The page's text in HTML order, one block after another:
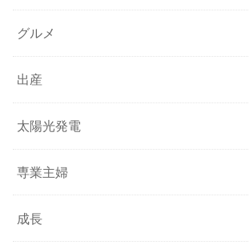
グルメ
出産
太陽光発電
専業主婦
成長